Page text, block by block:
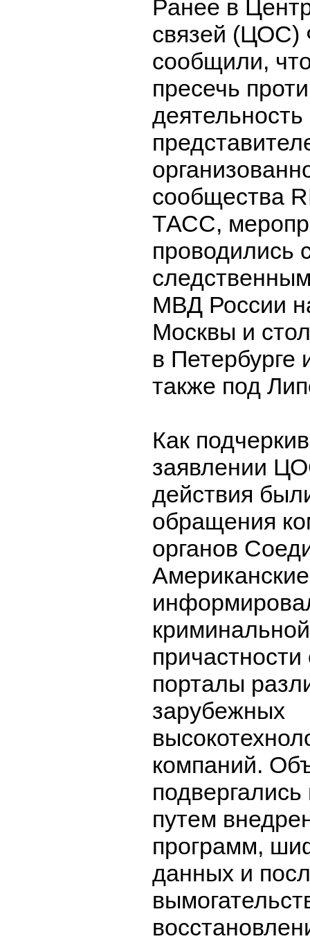
Ранее в
связей
сообщили,
пресечь
сообщества
ТАСС,
проводились
МВД России
Москвы и
в Петербурге
также под
Как
заявлении
действия
обращения
органов
причастности
порталы
зарубежных
компаний.
путем
программ,
данных и